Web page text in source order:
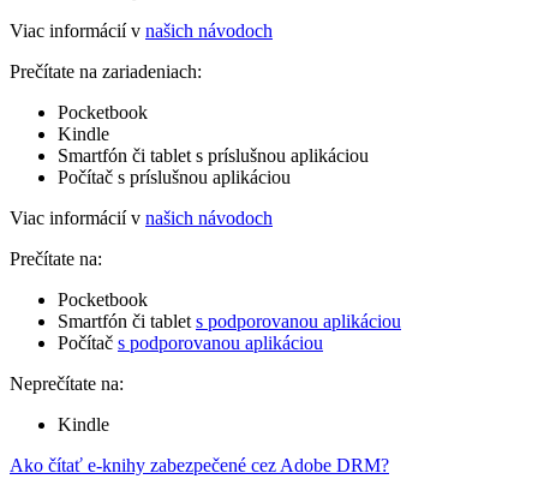
Viac informácií v našich návodoch
Prečítate na zariadeniach:
Pocketbook
Kindle
Smartfón či tablet s príslušnou aplikáciou
Počítač s príslušnou aplikáciou
Viac informácií v našich návodoch
Prečítate na:
Pocketbook
Smartfón či tablet s podporovanou aplikáciou
Počítač s podporovanou aplikáciou
Neprečítate na:
Kindle
Ako čítať e-knihy zabezpečené cez Adobe DRM?